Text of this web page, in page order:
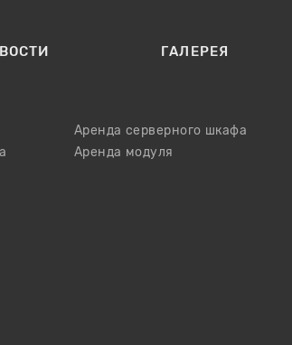
ГАЛЕРЕЯ
Аренда серверного шкафа
Аренда модуля